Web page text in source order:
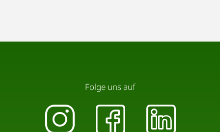
Folge uns auf